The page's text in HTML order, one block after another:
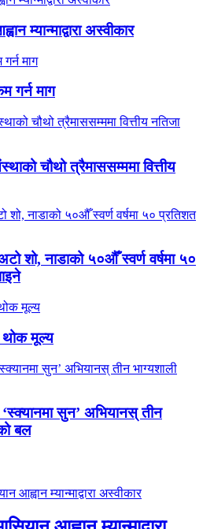
म्यान्माद्वारा अस्वीकार
गर्न माग
चौथो त्रैमाससम्ममा वित्तीय
शो, नाडाको ५०औँ स्वर्ण वर्षमा ५०
मूल्य
सुन’ अभियानस् तीन
बल